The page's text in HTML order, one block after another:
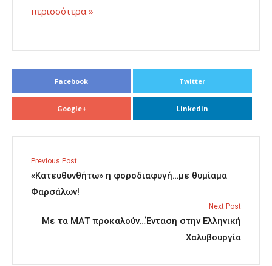
περισσότερα »
Facebook Twitter
Google+ Linkedin
Previous Post
«Κατευθυνθήτω» η φοροδιαφυγή…με θυμίαμα
Φαρσάλων!
Next Post
Με τα ΜΑΤ προκαλούν…Ένταση στην Ελληνική
Χαλυβουργία